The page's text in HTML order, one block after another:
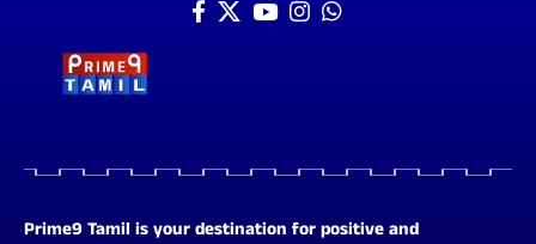
Prime9 Tamil is your destination for positive and